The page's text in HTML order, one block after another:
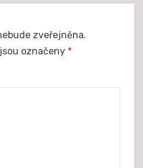
zveřejněna.
označeny *